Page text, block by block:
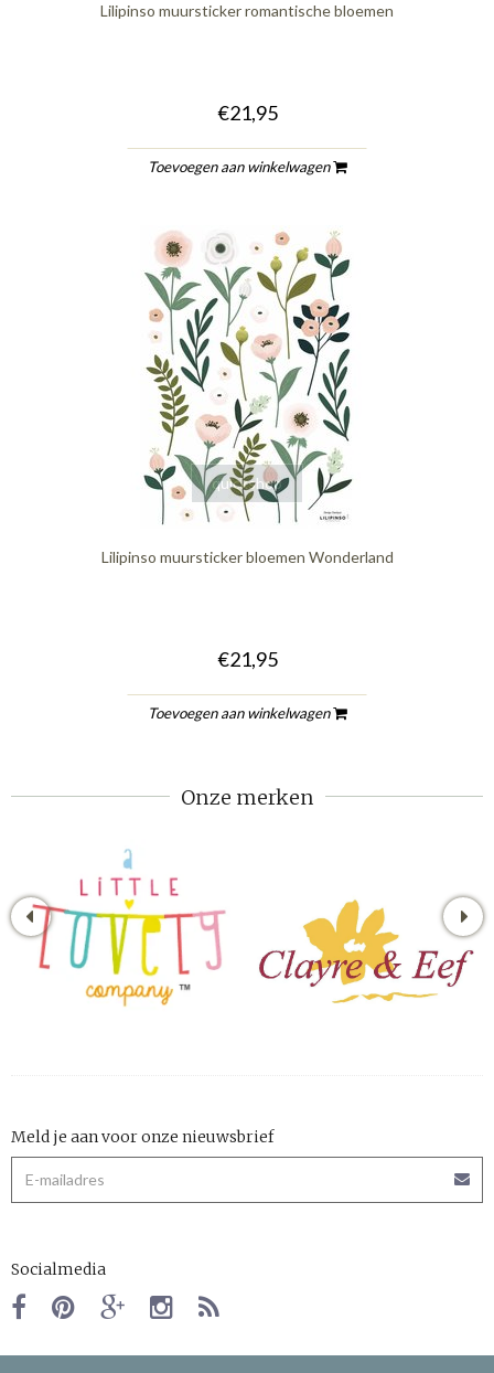
Lilipinso muursticker romantische bloemen
€21,95
Toevoegen aan winkelwagen
quickshop
Lilipinso muursticker bloemen Wonderland
€21,95
Toevoegen aan winkelwagen
Onze merken
Meld je aan voor onze nieuwsbrief
Socialmedia